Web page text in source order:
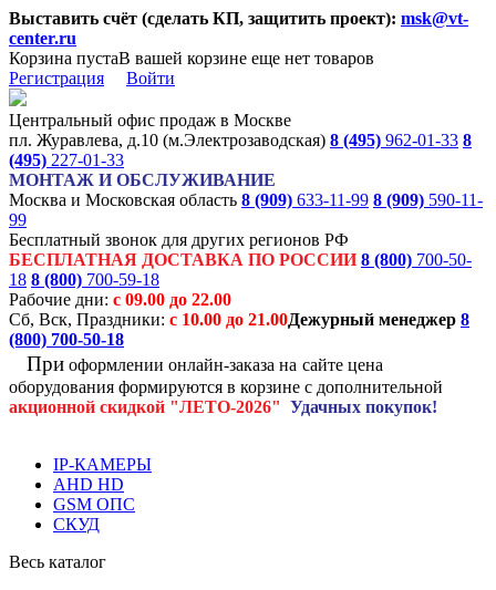
Выставить счёт (сделать КП, защитить проект): msk@vt-
center.ru
Корзина пустаВ вашей корзине еще нет товаров
Регистрация
Войти
Центральный офис продаж в Москве
пл. Журавлева, д.10 (м.Электрозаводская) 8 (495) 962-01-33 8
(495) 227-01-33
МОНТАЖ И ОБСЛУЖИВАНИЕ
Москва и Московская область 8 (909) 633-11-99 8 (909) 590-11-
99
Бесплатный звонок для других регионов РФ
БЕСПЛАТНАЯ ДОСТАВКА ПО РОССИИ 8 (800) 700-50-
18 8 (800) 700-59-18
Рабочие дни: с 09.00 до 22.00
Сб, Вск, Праздники: с 10.00 до 21.00Дежурный менеджер 8
(800) 700-50-18
При оформлении онлайн-заказа на сайте цена
оборудования формируются в корзине с дополнительной
акционной скидкой "ЛЕТО-2026" Удачных покупок!
IP-КАМЕРЫ
AHD HD
GSM ОПС
СКУД
Весь каталог